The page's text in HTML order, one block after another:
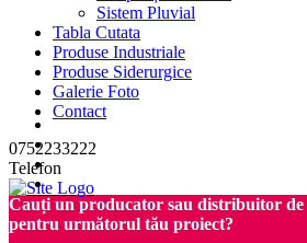
Sistem Pluvial
Tabla Cutata
Produse Industriale
Produse Siderurgice
Galerie Foto
Contact
0752233222
Telefon
Cauți un producator sau distribuitor de
pentru următorul tău proiect?